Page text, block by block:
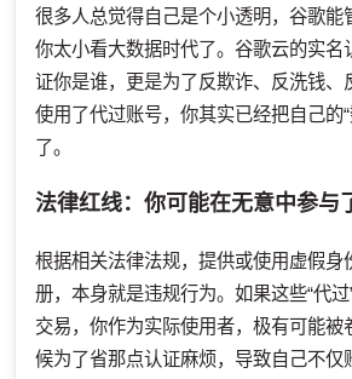
很多人总觉得自己是个小透明，谷歌能
你太小看大数据时代了。谷歌云的实名
证你是谁，更是为了反欺诈、反洗钱、
使用了代过账号，你其实已经把自己的
了。
法律红线：你可能在无意中参与
根据相关法律法规，提供或使用虚假身
册，本身就是违规行为。如果这些“代
交易，你作为实际使用者，极有可能被
候为了省那点认证麻烦，导致自己不仅